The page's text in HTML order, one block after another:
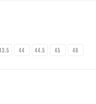
44 44.5 45 46